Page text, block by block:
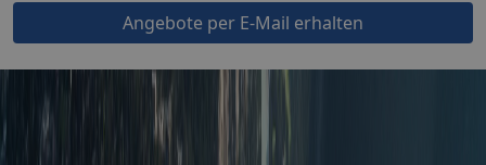
Angebote per E-Mail erhalten